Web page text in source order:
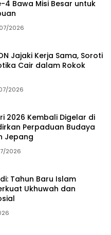
4 Bawa Misi Besar untuk
2026
Jajaki Kerja Sama, Soroti
Cair dalam Rokok
2026
2026 Kembali Digelar di
Perpaduan Budaya
Jepang
2026
Tahun Baru Islam
Ukhuwah dan